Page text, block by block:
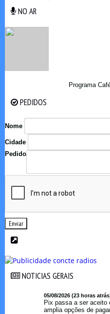
NO AR
Programa
PEDIDOS
Nome
Cidade
Pedido
Enviar
NOTICIAS GERAIS
05/08/2026 (23 horas
Pix passa a ser
amplia opções de